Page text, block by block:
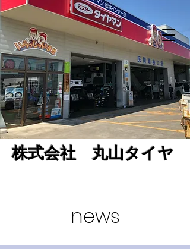
株式会社 丸山タイヤ
news